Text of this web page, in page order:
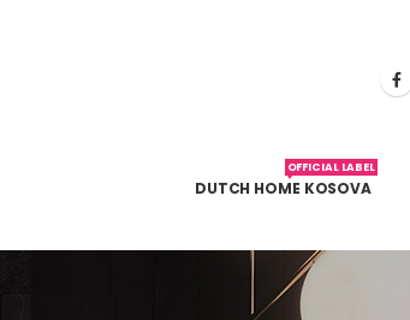
DUTCH HOME KOSOVA
OFFICIAL LABEL